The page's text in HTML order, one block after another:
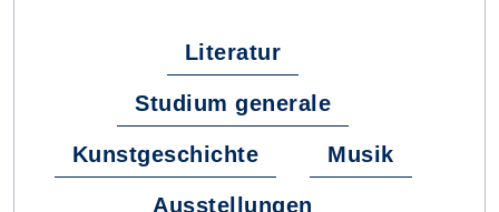
Literatur
Studium generale
Kunstgeschichte Musik
Ausstellungen